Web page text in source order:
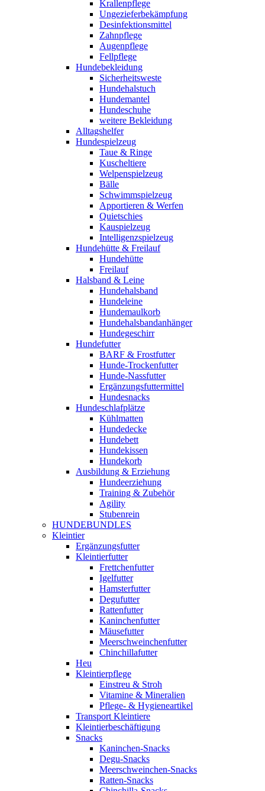
Krallenpflege
Ungezieferbekämpfung
Desinfektionsmittel
Zahnpflege
Augenpflege
Fellpflege
Hundebekleidung
Sicherheitsweste
Hundehalstuch
Hundemantel
Hundeschuhe
weitere Bekleidung
Alltagshelfer
Hundespielzeug
Taue & Ringe
Kuscheltiere
Welpenspielzeug
Bälle
Schwimmspielzeug
Apportieren & Werfen
Quietschies
Kauspielzeug
Intelligenzspielzeug
Hundehütte & Freilauf
Hundehütte
Freilauf
Halsband & Leine
Hundehalsband
Hundeleine
Hundemaulkorb
Hundehalsbandanhänger
Hundegeschirr
Hundefutter
BARF & Frostfutter
Hunde-Trockenfutter
Hunde-Nassfutter
Ergänzungsfuttermittel
Hundesnacks
Hundeschlafplätze
Kühlmatten
Hundedecke
Hundebett
Hundekissen
Hundekorb
Ausbildung & Erziehung
Hundeerziehung
Training & Zubehör
Agility
Stubenrein
HUNDEBUNDLES
Kleintier
Ergänzungsfutter
Kleintierfutter
Frettchenfutter
Igelfutter
Hamsterfutter
Degufutter
Rattenfutter
Kaninchenfutter
Mäusefutter
Meerschweinchenfutter
Chinchillafutter
Heu
Kleintierpflege
Einstreu & Stroh
Vitamine & Mineralien
Pflege- & Hygieneartikel
Transport Kleintiere
Kleintierbeschäftigung
Snacks
Kaninchen-Snacks
Degu-Snacks
Meerschweinchen-Snacks
Ratten-Snacks